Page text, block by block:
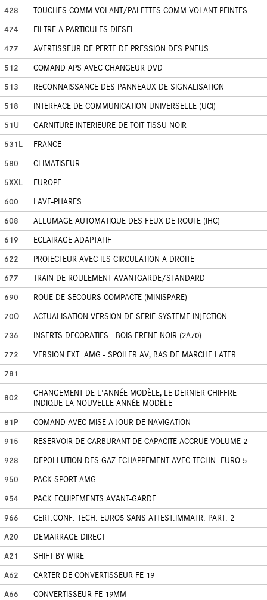
428
TOUCHES COMM.VOLANT/PALETTES COMM.VOLANT-PEINTES
474
FILTRE A PARTICULES DIESEL
477
AVERTISSEUR DE PERTE DE PRESSION DES PNEUS
512
COMAND APS AVEC CHANGEUR DVD
513
RECONNAISSANCE DES PANNEAUX DE SIGNALISATION
518
INTERFACE DE COMMUNICATION UNIVERSELLE (UCI)
51U
GARNITURE INTERIEURE DE TOIT TISSU NOIR
531L
FRANCE
580
CLIMATISEUR
5XXL
EUROPE
600
LAVE-PHARES
608
ALLUMAGE AUTOMATIQUE DES FEUX DE ROUTE (IHC)
619
ECLAIRAGE ADAPTATIF
622
PROJECTEUR AVEC ILS CIRCULATION A DROITE
677
TRAIN DE ROULEMENT AVANTGARDE/STANDARD
690
ROUE DE SECOURS COMPACTE (MINISPARE)
70O
ACTUALISATION VERSION DE SERIE SYSTEME INJECTION
736
INSERTS DECORATIFS - BOIS FRENE NOIR (2A70)
772
VERSION EXT. AMG - SPOILER AV, BAS DE MARCHE LATER
781
802
CHANGEMENT DE L'ANNÉE MODÈLE, LE DERNIER CHIFFRE
INDIQUE LA NOUVELLE ANNÉE MODÈLE
81P
COMAND AVEC MISE A JOUR DE NAVIGATION
915
RESERVOIR DE CARBURANT DE CAPACITE ACCRUE-VOLUME 2
928
DEPOLLUTION DES GAZ ECHAPPEMENT AVEC TECHN. EURO 5
950
PACK SPORT AMG
954
PACK EQUIPEMENTS AVANT-GARDE
966
CERT.CONF. TECH. EURO5 SANS ATTEST.IMMATR. PART. 2
A20
DEMARRAGE DIRECT
A21
SHIFT BY WIRE
A62
CARTER DE CONVERTISSEUR FE 19
A66
CONVERTISSEUR FE 19MM